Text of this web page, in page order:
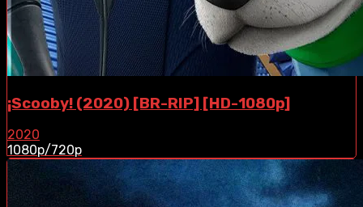
¡Scooby! (2020) [BR-RIP] [HD-1080p]
2020
1080p/720p